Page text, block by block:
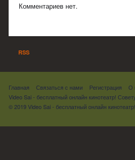
Комментариев нет.
RSS
Главная Связаться с нами Регистрация О
Video Sai - бесплатный онлайн кинотеатр!
© 2019 Video Sai - бесплатный онлайн